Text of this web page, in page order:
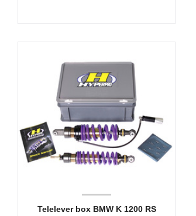
Telelever box BMW K 1200 RS